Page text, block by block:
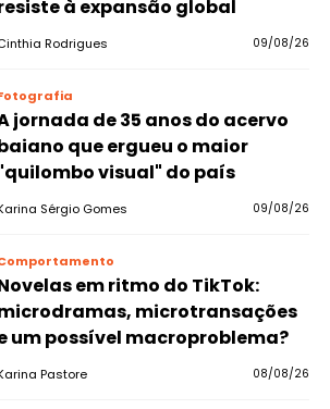
à expansão global
Rodrigues 09/08/26
jornada de 35 anos do acervo
que ergueu o maior
visual" do país
Sérgio Gomes 09/08/26
em ritmo do TikTok:
microtransações
um possível macroproblema?
Pastore 08/08/26